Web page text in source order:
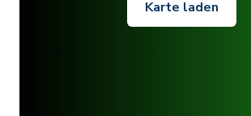
Karte laden